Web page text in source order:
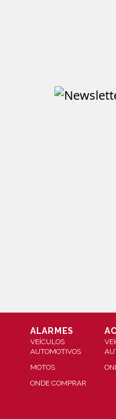
ALARMES
VEÍCULOS
AUTOMOTIVOS
MOTOS
ONDE COMPRAR